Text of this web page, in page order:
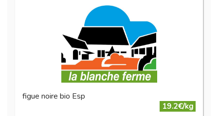
figue noire bio Esp
19.2€/kg